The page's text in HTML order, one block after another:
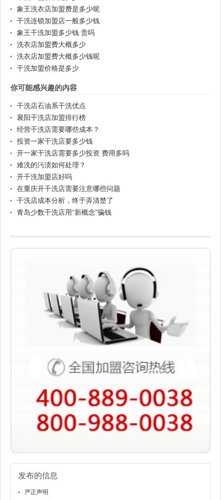
象王洗衣店加盟费是多少呢
干洗连锁加盟店一般多少钱
象王干洗加盟多少钱 贵吗
洗衣店加盟费大概多少
洗衣店加盟费大概多少钱呢
干洗加盟价格是多少
你可能感兴趣的内容
干洗店石油系干洗优点
襄阳干洗店加盟排行榜
经营干洗店需要哪些成本？
投资一家干洗店要多少钱
开一家干洗店需要多少投资 费用多吗
难洗的污渍如何处理？
开干洗加盟店好吗
在重庆开干洗店需要注意哪些问题
干洗店成本分析，终于弄清楚了
青岛少数干洗店用“新概念”骗钱
发布的信息
严正声明